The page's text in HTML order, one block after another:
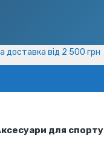
доставка від 2 500 грн
доставка від 2 500 грн
для спорту